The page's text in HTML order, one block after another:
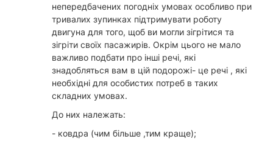
непередбачених погодніх умовах особливо при
тривалих зупинках підтримувати роботу
двигуна для того, щоб ви могли зігрітися та
зігріти своїх пасажирів. Окрім цього не мало
важливо подбати про інші речі, які
знадобляться вам в цій подорожі- це речі , які
необхідні для особистих потреб в таких
складних умовах.
До них належать:
- ковдра (чим більше ,тим краще);